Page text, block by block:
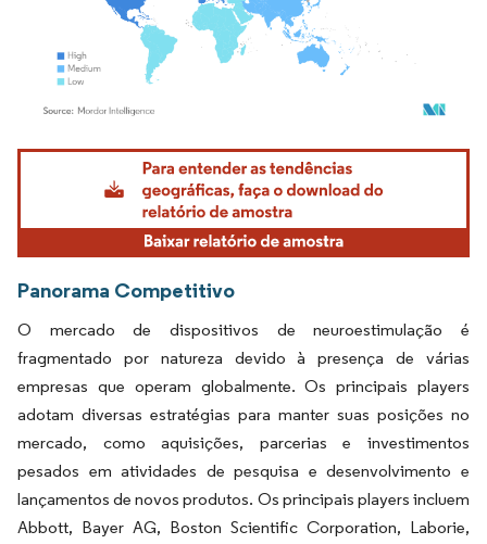
Imagem © Mordor Intelligence. O reuso requer atribuição conforme CC BY 4.0.
Panorama Competitivo
O mercado de dispositivos de neuroestimulação é
fragmentado por natureza devido à presença de várias
empresas que operam globalmente. Os principais players
adotam diversas estratégias para manter suas posições no
mercado, como aquisições, parcerias e investimentos
pesados em atividades de pesquisa e desenvolvimento e
lançamentos de novos produtos. Os principais players incluem
Abbott, Bayer AG, Boston Scientific Corporation, Laborie,